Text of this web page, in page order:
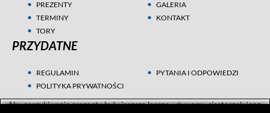
PREZENTY
TERMINY
TORY
GALERIA
KONTAKT
PRZYDATNE
REGULAMIN
POLITYKA PRYWATNOŚCI
PYTANIA I ODPOWIEDZI
Aby poszukiwania prezentu były jeszcze lepsze, używamy ciasteczek (ang.